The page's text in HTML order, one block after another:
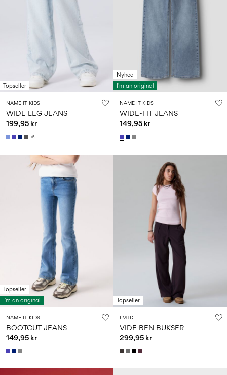
Topseller
NAME IT KIDS
WIDE LEG JEANS
199,95 kr
+5
Nyhed
I'm an original
NAME IT KIDS
WIDE-FIT JEANS
149,95 kr
Topseller
I'm an original
NAME IT KIDS
BOOTCUT JEANS
149,95 kr
Topseller
LMTD
VIDE BEN BUKSER
299,95 kr